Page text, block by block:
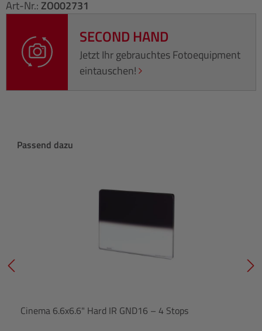
Art-Nr.: ZO002731
SECOND HAND
Jetzt Ihr gebrauchtes Fotoequipment
eintauschen!
Produktgalerie überspringen
Passend dazu
Cinema 6.6x6.6" Hard IR GND16 – 4 Stops